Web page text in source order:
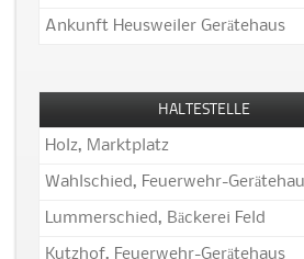
Ankunft Heusweiler Gerätehaus
HALTESTELLE
Holz, Marktplatz
Wahlschied, Feuerwehr-
Lummerschied, Bäckerei Feld
Kutzhof, Feuerwehr-Gerätehaus